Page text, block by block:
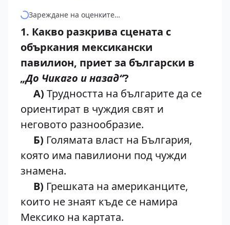
Зареждане на оценките…
1. Какво разкрива сцената с
объркания мексикански
павилион, приет за български в
„До Чикаго и назад“?
А) Трудността на българите да се
ориентират в чуждия свят и
неговото разнообразие.
Б) Голямата власт на България,
която има павилиони под чужди
знамена.
В) Грешката на американците,
които не знаят къде се намира
Мексико на картата.